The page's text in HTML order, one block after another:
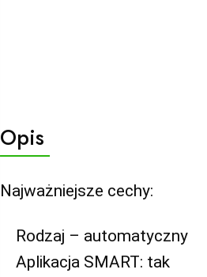
Opis
Najważniejsze cechy:
Rodzaj – automatyczny
Aplikacja SMART: tak